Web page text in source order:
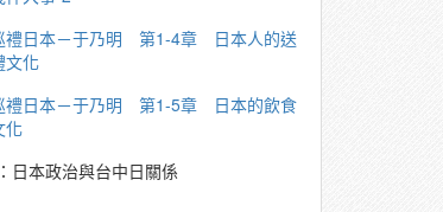
禮日本－于乃明 第1-4章 日本人的送
文化
禮日本－于乃明 第1-5章 日本的飲食
化
日本政治與台中日關係